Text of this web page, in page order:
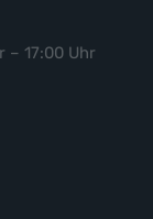
– 17:00 Uhr